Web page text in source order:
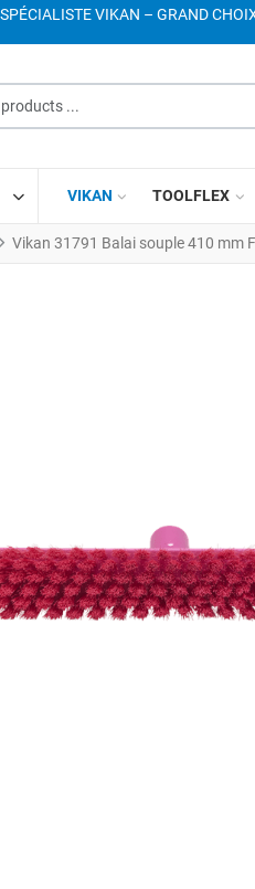
VIKAN – GRAND
VIKAN TOOLFLEX
Vikan 31791 Balai souple 410 mm